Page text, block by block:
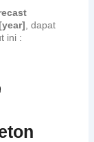
, dapat
ini :